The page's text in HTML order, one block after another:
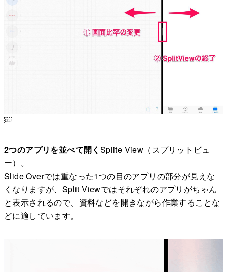
￼
2つのアプリを並べて開く Splite View（スプリットビュ
ー）。
Slide Overでは重なった1つの目のアプリの部分が見えな
くなりますが、Split Viewではそれぞれのアプリがちゃん
と表示されるので、資料などを開きながら作業することな
どに適しています。